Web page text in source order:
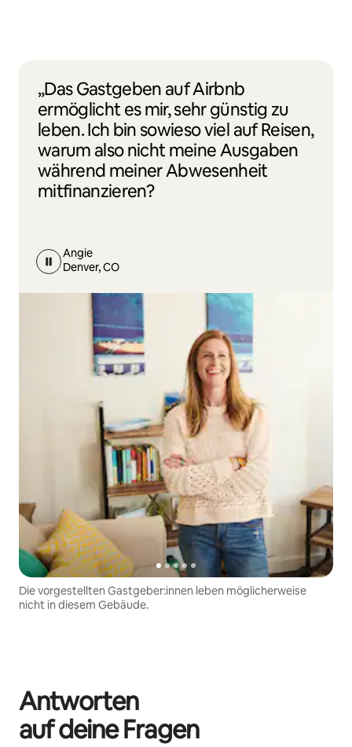
„Das Gastgeben auf Airbnb
ermöglicht es mir, sehr günstig zu
leben. Ich bin sowieso viel auf Reisen,
warum also nicht meine Ausgaben
während meiner Abwesenheit
mitfinanzieren?
Angie
Denver, CO
Die vorgestellten Gastgeber:innen leben möglicherweise
nicht in diesem Gebäude.
Antworten
auf deine Fragen